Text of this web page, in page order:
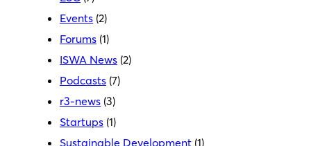
Events (2)
Forums (1)
ISWA News (2)
Podcasts (7)
r3-news (3)
Startups (1)
Sustainable Development (1)